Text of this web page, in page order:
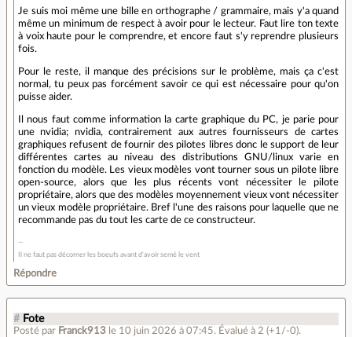
Je suis moi même une bille en orthographe / grammaire, mais y'a quand
même un minimum de respect à avoir pour le lecteur. Faut lire ton texte
à voix haute pour le comprendre, et encore faut s'y reprendre plusieurs
fois.
Pour le reste, il manque des précisions sur le problème, mais ça c'est
normal, tu peux pas forcément savoir ce qui est nécessaire pour qu'on
puisse aider.
Il nous faut comme information la carte graphique du PC, je parie pour
une nvidia; nvidia, contrairement aux autres fournisseurs de cartes
graphiques refusent de fournir des pilotes libres donc le support de leur
différentes cartes au niveau des distributions GNU/linux varie en
fonction du modèle. Les vieux modèles vont tourner sous un pilote libre
open-source, alors que les plus récents vont nécessiter le pilote
propriétaire, alors que des modèles moyennement vieux vont nécessiter
un vieux modèle propriétaire. Bref l'une des raisons pour laquelle que ne
recommande pas du tout les carte de ce constructeur.
Il ne faut pas décorner les boeufs avant d'avoir semé le vent
Répondre
# Fote
Posté par Franck913 le 10 juin 2026 à 07:45. Évalué à 2 (+1/-0).